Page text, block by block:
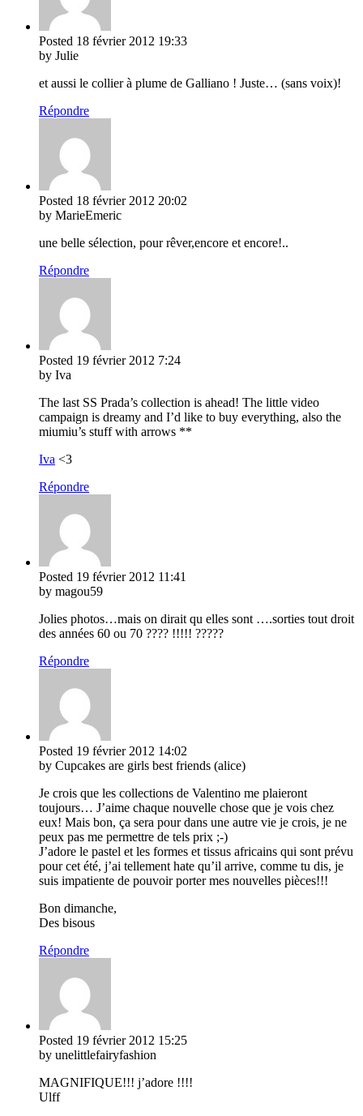
Posted 18 février 2012 19:33
by Julie
et aussi le collier à plume de Galliano ! Juste… (sans voix)!
Répondre
Posted 18 février 2012 20:02
by MarieEmeric
une belle sélection, pour rêver,encore et encore!..
Répondre
Posted 19 février 2012 7:24
by Iva
The last SS Prada’s collection is ahead! The little video
campaign is dreamy and I’d like to buy everything, also the
miumiu’s stuff with arrows **
Iva <3
Répondre
Posted 19 février 2012 11:41
by magou59
Jolies photos…mais on dirait qu elles sont ….sorties tout droit
des années 60 ou 70 ???? !!!!! ?????
Répondre
Posted 19 février 2012 14:02
by Cupcakes are girls best friends (alice)
Je crois que les collections de Valentino me plaieront
toujours… J’aime chaque nouvelle chose que je vois chez
eux! Mais bon, ça sera pour dans une autre vie je crois, je ne
peux pas me permettre de tels prix ;-)
J’adore le pastel et les formes et tissus africains qui sont prévu
pour cet été, j’ai tellement hate qu’il arrive, comme tu dis, je
suis impatiente de pouvoir porter mes nouvelles pièces!!!
Bon dimanche,
Des bisous
Répondre
Posted 19 février 2012 15:25
by unelittlefairyfashion
MAGNIFIQUE!!! j’adore !!!!
Ulff